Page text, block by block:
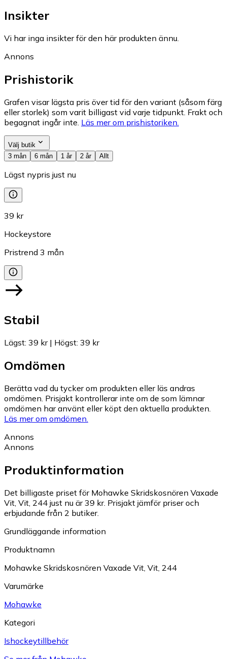
Insikter
Vi har inga insikter för den här produkten ännu.
Annons
Prishistorik
Grafen visar lägsta pris över tid för den variant (såsom färg
eller storlek) som varit billigast vid varje tidpunkt. Frakt och
begagnat ingår inte. Läs mer om prishistoriken.
Välj butik
3 mån
6 mån 1 år 2 år Allt
Lägst nypris just nu
39 kr
Hockeystore
Pristrend 3 mån
Stabil
Lägst: 39 kr| Högst: 39 kr
Omdömen
Berätta vad du tycker om produkten eller läs andras
omdömen. Prisjakt kontrollerar inte om de som lämnar
omdömen har använt eller köpt den aktuella produkten.
Läs mer om omdömen.
Annons
Annons
Produktinformation
Det billigaste priset för Mohawke Skridskosnören Vaxade
Vit, Vit, 244 just nu är 39 kr. Prisjakt jämför priser och
erbjudande från 2 butiker.
Grundläggande information
Produktnamn
Mohawke Skridskosnören Vaxade Vit, Vit, 244
Varumärke
Mohawke
Kategori
Ishockeytillbehör